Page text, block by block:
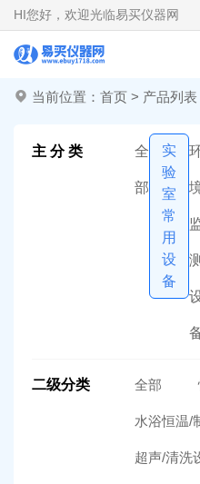
HI您好，欢迎光临易买仪器网
当前位置： 首页 > 产品列表
主 分 类 全
部
实
验
室
常
用
设
备
测
二级分类 全部
水浴恒温/
超声/清洗